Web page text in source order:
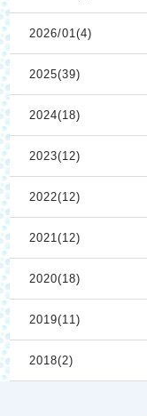
2026/01(4)
2025(39)
2024(18)
2023(12)
2022(12)
2021(12)
2020(18)
2019(11)
2018(2)